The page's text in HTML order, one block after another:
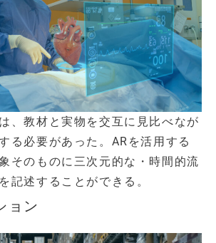
、教材と実物を交互に見比べなが
る必要があった。ARを活用する
そのものに三次元的な・時間的流
記述することができる。
ョン